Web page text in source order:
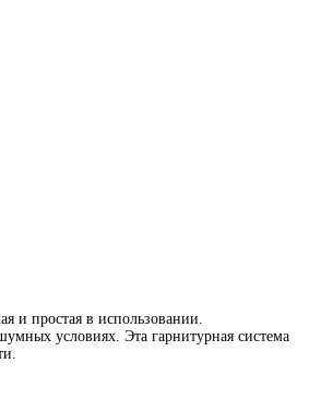
и простая в использовании.
условиях. Эта гарнитурная система